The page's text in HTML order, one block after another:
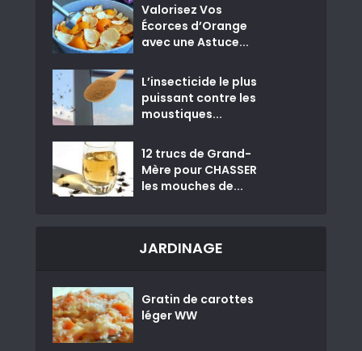
Valorisez Vos
Écorces d’Orange
avec une Astuce...
L’insecticide le plus
puissant contre les
moustiques...
12 trucs de Grand-
Mère pour CHASSER
les mouches de...
JARDINAGE
Gratin de carottes
léger WW